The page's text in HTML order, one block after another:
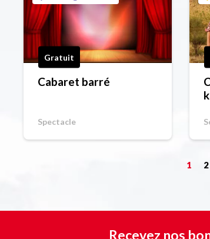
Gratuit
Cabaret barré
Spectacle
1 2
Recevez nos